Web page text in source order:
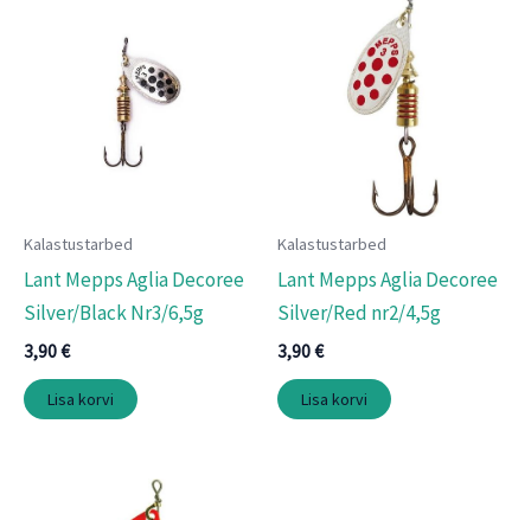
Kalastustarbed
Lant Mepps Aglia Decoree
Silver/Black Nr3/6,5g
3,90€
Lisa korvi
Kalastustarbed
Lant Mepps Aglia Decoree
Silver/Red nr2/4,5g
3,90€
Lisa korvi